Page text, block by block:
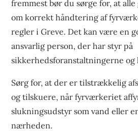
fremmest bør du sørge for, at
om korrekt håndtering af
regler i Greve. Det kan være en
ansvarlig person, der har styr på
sikkerhedsforanstaltningerne og
Sørg for, at der er tilstrækkelig
og tilskuere, når fyrværkeriet
slukningsudstyr som vand eller
nærheden.